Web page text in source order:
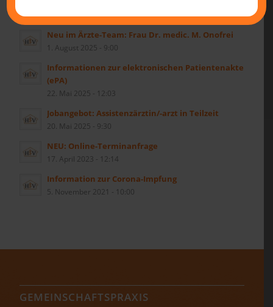
AKTUELLES
Neu im Ärzte-Team: Frau Dr. medic. M. Onofrei
1. August 2025 - 9:00
Informationen zur elektronischen Patientenakte
(ePA)
22. Mai 2025 - 12:03
Jobangebot: Assistenzärztin/-arzt in Teilzeit
20. Mai 2025 - 9:30
NEU: Online-Terminanfrage
17. April 2023 - 12:14
Information zur Corona-Impfung
5. November 2021 - 10:00
GEMEINSCHAFTSPRAXIS